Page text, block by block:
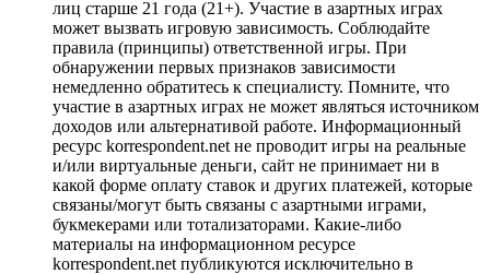
лиц старше 21 года (21+). Участие в азартных играх
может вызвать игровую зависимость. Соблюдайте
правила (принципы) ответственной игры. При
обнаружении первых признаков зависимости
немедленно обратитесь к специалисту. Помните, что
участие в азартных играх не может являться источником
доходов или альтернативой работе. Информационный
ресурс korrespondent.net не проводит игры на реальные
и/или виртуальные деньги, сайт не принимает ни в
какой форме оплату ставок и других платежей, которые
связаны/могут быть связаны с азартными играми,
букмекерами или тотализаторами. Какие-либо
материалы на информационном ресурсе
korrespondent.net публикуются исключительно в